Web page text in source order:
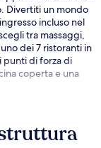
Divertiti un mondo
incluso nel
tra massaggi,
dei 7 ristoranti in
punti di forza di
coperta e una